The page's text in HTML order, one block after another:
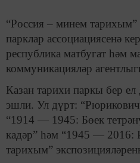
“Россия – минем
парклар ассоциациясенә
республика матбугат һәм
коммуникацияләр
Казан тарихи паркы бер
эшли. Ул дүрт:
“1914 — 1945: Бөек
кадәр” һәм “1945 —
тарихым”